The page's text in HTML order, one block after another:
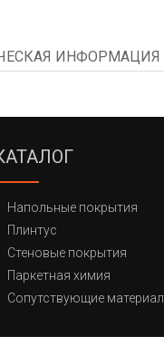
ИНФОРМАЦИЯ
Напольные покрытия
Плинтус
Стеновые покрытия
Паркетная химия
Сопутствующие